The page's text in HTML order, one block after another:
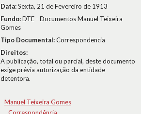
Data:Sexta, 21 de Fevereiro de 1913
Fundo:DTE - Documentos Manuel Teixeira
Gomes
Tipo Documental:Correspondencia
Direitos:
A publicação, total ou parcial, deste documento
exige prévia autorização da entidade
detentora.
Manuel Teixeira Gomes